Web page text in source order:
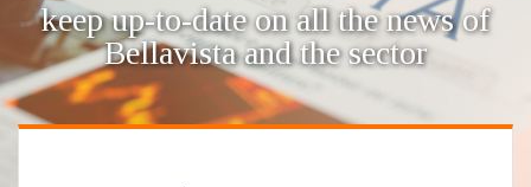
keep up-to-date on all the news of
Bellavista and the sector